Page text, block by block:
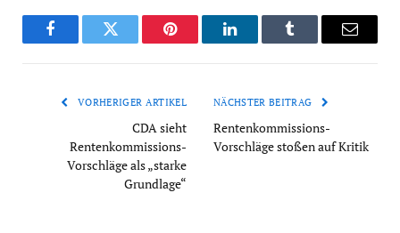
FacebookTwitter Pinterest LinkedInTumblr Email
VORHERIGER ARTIKEL
CDA sieht
Rentenkommissions-
Vorschläge als „starke
Grundlage“
NÄCHSTER BEITRAG
Rentenkommissions-
Vorschläge stoßen auf Kritik